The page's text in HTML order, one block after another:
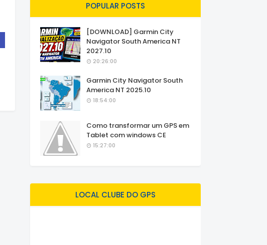
POPULAR POSTS
[DOWNLOAD] Garmin City
Navigator South America NT
2027.10
20:26:00
Garmin City Navigator South
America NT 2025.10
18:54:00
Como transformar um GPS em
Tablet com windows CE
15:27:00
LOCAL CLUBE DO GPS